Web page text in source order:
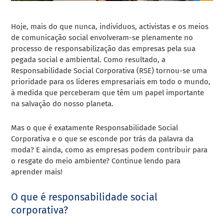
Hoje, mais do que nunca, indivíduos, activistas e os meios
de comunicação social envolveram-se plenamente no
processo de responsabilização das empresas pela sua
pegada social e ambiental. Como resultado, a
Responsabilidade Social Corporativa (RSE) tornou-se uma
prioridade para os líderes empresariais em todo o mundo,
à medida que perceberam que têm um papel importante
na salvação do nosso planeta.
Mas o que é exatamente Responsabilidade Social
Corporativa e o que se esconde por trás da palavra da
moda? E ainda, como as empresas podem contribuir para
o resgate do meio ambiente? Continue lendo para
aprender mais!
O que é responsabilidade social
corporativa?